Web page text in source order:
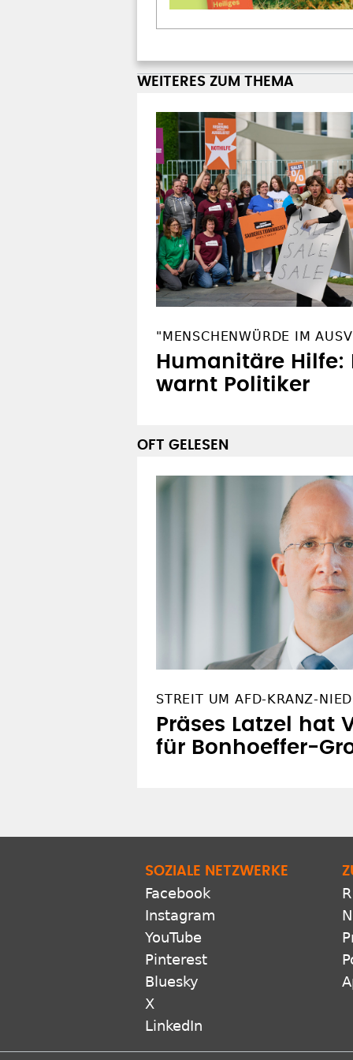
WEITERES ZUM THEMA
"MENSCHENWÜRDE IM
Humanitäre Hilfe:
warnt Politiker
OFT GELESEN
STREIT UM AFD-KRANZ-
Präses Latzel hat
für Bonhoeffer-
SOZIALE NETZWERKE
Facebook
Instagram
YouTube
Pinterest
Bluesky
X
LinkedIn